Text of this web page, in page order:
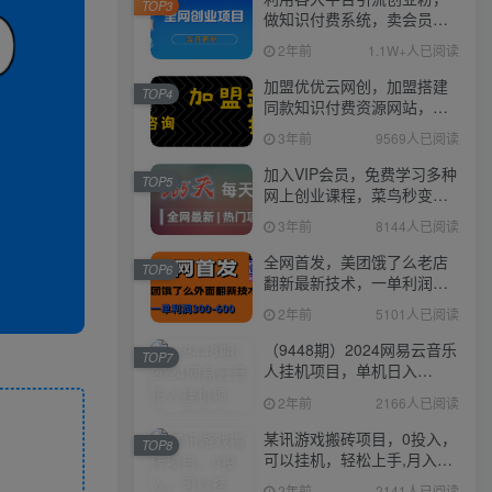
做知识付费系统，卖会员，
卖课程，实现日入几百几千
2年前 1.1W+人已阅读
TOP3
加盟优优云网创，加盟搭建
同款知识付费资源网站，实
现长期稳定被动收入~
3年前 9569人已阅读
TOP4
加入VIP会员，免费学习多种
网上创业课程，菜鸟秒变大
神！
3年前 8144人已阅读
TOP5
全网首发，美团饿了么老店
翻新最新技术，一单利润
300-600
2年前 5101人已阅读
TOP6
（9448期）2024网易云音乐
人挂机项目，单机日入
150+，无脑月入5000+
2年前 2166人已阅读
TOP7
某讯游戏搬砖项目，0投入，
可以挂机，轻松上手,月入
3000+上不封顶
TOP8